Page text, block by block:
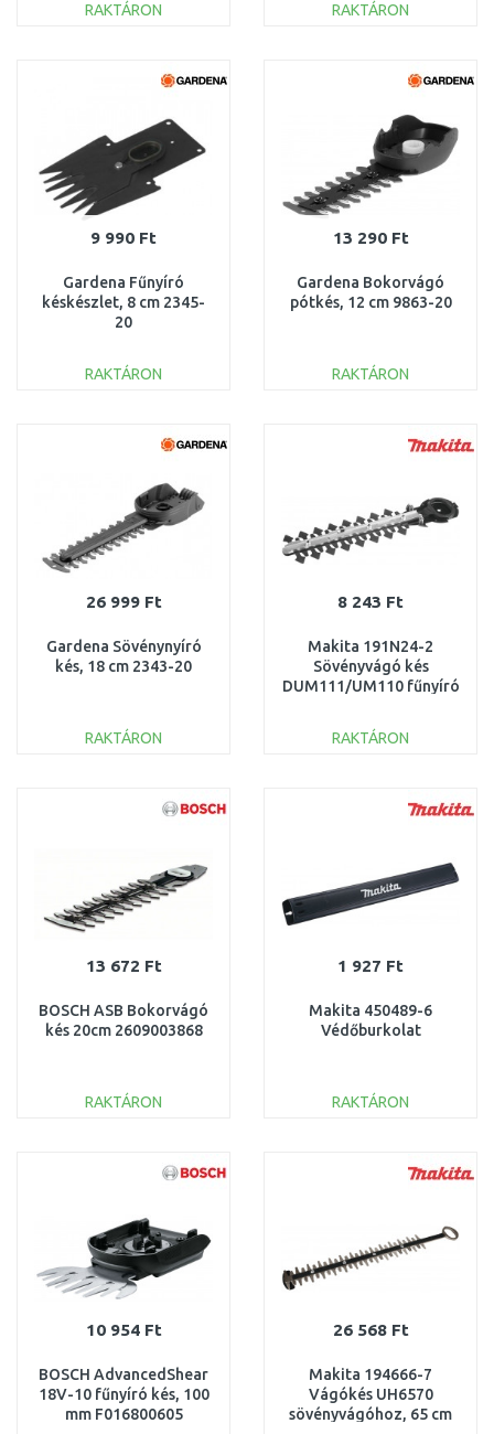
RAKTÁRON
Összehasonlítás
RAKTÁRON
Összehasonlítás
9 990 Ft
Gardena Fűnyíró
késkészlet, 8 cm 2345-
20
RAKTÁRON
Összehasonlítás
13 290 Ft
Gardena Bokorvágó
pótkés, 12 cm 9863-20
RAKTÁRON
Összehasonlítás
26 999 Ft
Gardena Sövénynyíró
kés, 18 cm 2343-20
RAKTÁRON
Összehasonlítás
8 243 Ft
Makita 191N24-2
Sövényvágó kés
DUM111/UM110 fűnyíró
RAKTÁRON
Összehasonlítás
13 672 Ft
BOSCH ASB Bokorvágó
kés 20cm 2609003868
RAKTÁRON
Összehasonlítás
1 927 Ft
Makita 450489-6
Védőburkolat
RAKTÁRON
Összehasonlítás
10 954 Ft
BOSCH AdvancedShear
18V-10 fűnyíró kés, 100
mm F016800605
26 568 Ft
Makita 194666-7
Vágókés UH6570
sövényvágóhoz, 65 cm